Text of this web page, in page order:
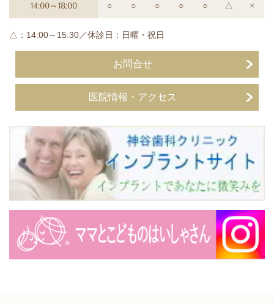
14:00～18:00 ○ ○ ○ ○ ○ △ ×
△：14:00～15:30／休診日：日曜・祝日
お問合せ
医院情報・アクセス